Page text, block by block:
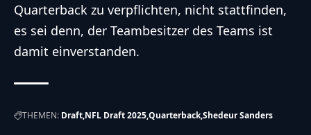
Quarterback zu verpflichten, nicht stattfinden,
es sei denn, der Teambesitzer des Teams ist
damit einverstanden.
THEMEN: Draft NFL Draft 2025QuarterbackShedeur Sanders